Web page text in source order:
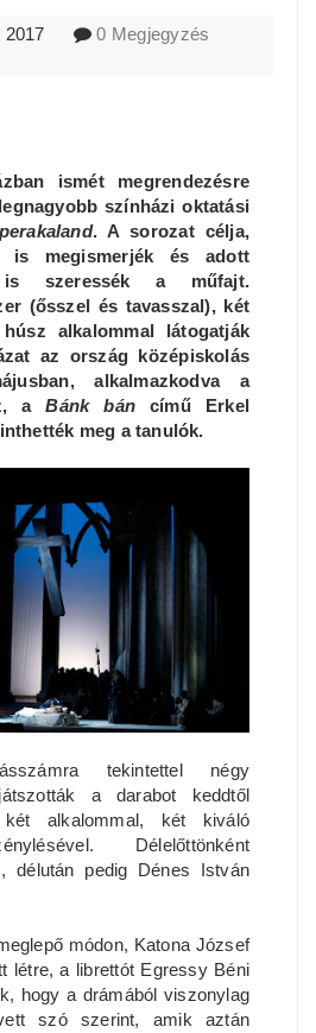
2017 0 Megjegyzés
ismét megrendezésre
színházi oktatási
. A sorozat célja,
is megismerjék és adott
szeressék a műfajt.
(ősszel és tavasszal), két
alkalommal látogatják
az ország középiskolás
alkalmazkodva a
aBánk báncímű Erkel
meg a tanulók.
tekintettel négy
a darabot keddtől
alkalommal, két kiváló
Délelőttönként
délután pedig Dénes István
módon, Katona József
létre, a librettót Egressy Béni
hogy a drámából viszonylag
szó szerint, amik aztán